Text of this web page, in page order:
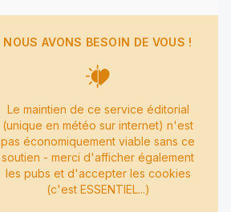
NOUS AVONS BESOIN DE VOUS !
Le maintien de ce service éditorial
(unique en météo sur internet) n'est
pas économiquement viable sans ce
soutien - merci d'afficher également
les pubs et d'accepter les cookies
(c'est ESSENTIEL...)